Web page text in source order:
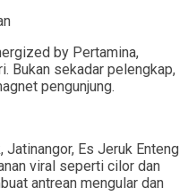
by Pertamina,
Bukan sekadar pelengkap,
pengunjung.
Jatinangor, Es Jeruk Enteng
viral seperti cilor dan
antrean mengular dan